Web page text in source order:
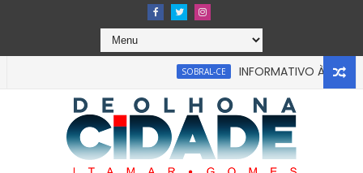
SOBRAL-CE INFORMATIVO À IMPRENSA